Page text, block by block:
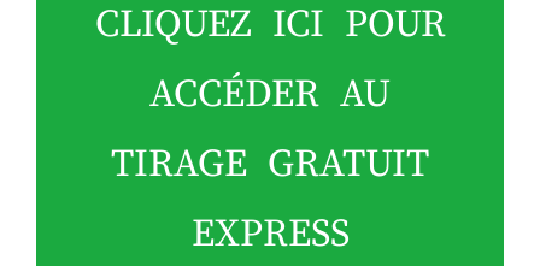
CLIQUEZ ICI POUR
ACCÉDER AU
TIRAGE GRATUIT
EXPRESS